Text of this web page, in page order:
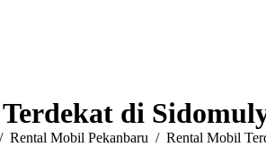
di
here:
Rental Mobil Pekanbaru Rental Mobil